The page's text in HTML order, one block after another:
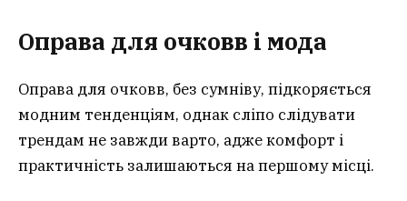
Оправа для очковв і мода
Оправа для очковв, без сумніву, підкоряється
модним тенденціям, однак сліпо слідувати
трендам не завжди варто, адже комфорт і
практичність залишаються на першому місці.